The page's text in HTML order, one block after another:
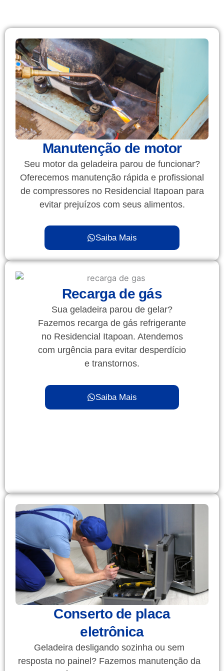
Manutenção de motor
Seu motor da geladeira parou de funcionar?
Oferecemos manutenção rápida e profissional
de compressores no Residencial Itapoan para
evitar prejuízos com seus alimentos.
Saiba Mais
Recarga de gás
Sua geladeira parou de gelar?
Fazemos recarga de gás refrigerante
no Residencial Itapoan. Atendemos
com urgência para evitar desperdício
e transtornos.
Saiba Mais
Conserto de placa
eletrônica
Geladeira desligando sozinha ou sem
resposta no painel? Fazemos manutenção da